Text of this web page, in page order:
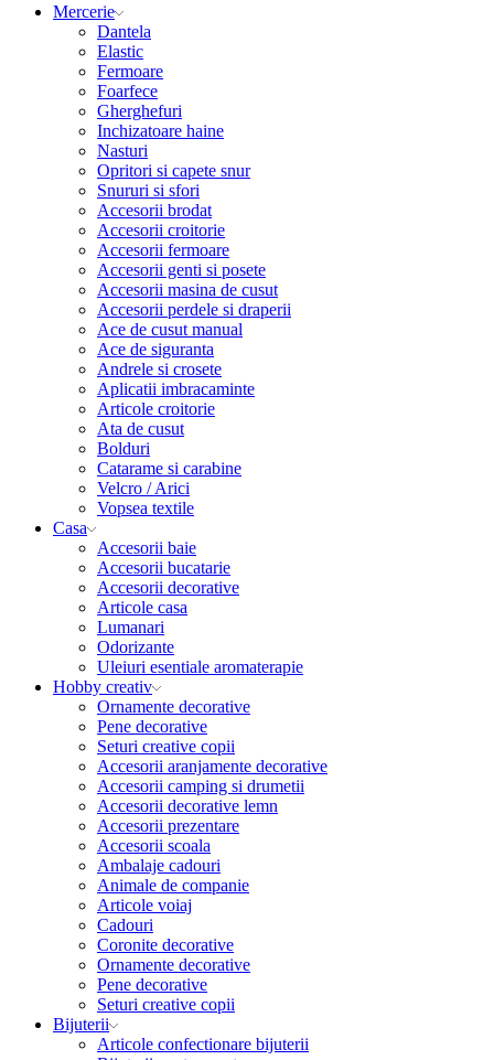
Mercerie
Dantela
Elastic
Fermoare
Foarfece
Gherghefuri
Inchizatoare haine
Nasturi
Opritori si capete snur
Snururi si sfori
Accesorii brodat
Accesorii croitorie
Accesorii fermoare
Accesorii genti si posete
Accesorii masina de cusut
Accesorii perdele si draperii
Ace de cusut manual
Ace de siguranta
Andrele si crosete
Aplicatii imbracaminte
Articole croitorie
Ata de cusut
Bolduri
Catarame si carabine
Velcro / Arici
Vopsea textile
Casa
Accesorii baie
Accesorii bucatarie
Accesorii decorative
Articole casa
Lumanari
Odorizante
Uleiuri esentiale aromaterapie
Hobby creativ
Ornamente decorative
Pene decorative
Seturi creative copii
Accesorii aranjamente decorative
Accesorii camping si drumetii
Accesorii decorative lemn
Accesorii prezentare
Accesorii scoala
Ambalaje cadouri
Animale de companie
Articole voiaj
Cadouri
Coronite decorative
Ornamente decorative
Pene decorative
Seturi creative copii
Bijuterii
Articole confectionare bijuterii